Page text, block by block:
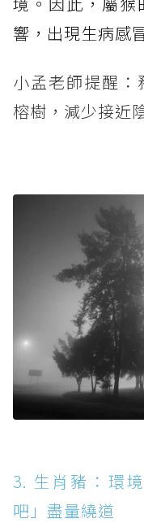
響，出現生病感
小孟老師提醒：
榕樹，減少接近
3. 生肖豬：環
吧」盡量繞道